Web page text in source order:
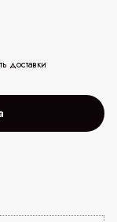
доставки